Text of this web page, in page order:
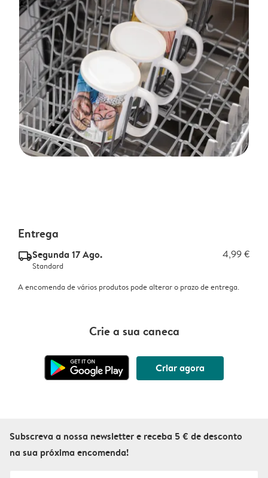
Entrega
delivery_standard_v2Segunda 17 Ago. 4,99 €
Standard
A encomenda de vários produtos pode alterar o prazo de entrega.
Crie a sua caneca
Criar agora
Subscreva a nossa newsletter e receba 5 € de desconto
na sua próxima encomenda!